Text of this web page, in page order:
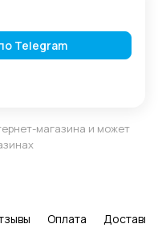
Telegram
магазина и может
Оплата Доставка